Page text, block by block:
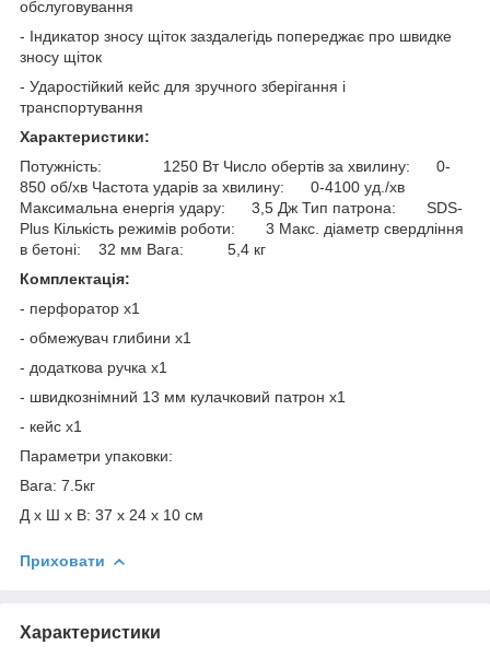
обслуговування
- Індикатор зносу щіток заздалегідь попереджає про швидке
зносу щіток
- Ударостійкий кейс для зручного зберігання і
транспортування
Характеристики:
Потужність: 1250 Вт Число обертів за хвилину: 0-
850 об/хв Частота ударів за хвилину: 0-4100 уд./хв
Максимальна енергія удару: 3,5 Дж Тип патрона: SDS-
Plus Кількість режимів роботи: 3 Макс. діаметр свердління
в бетоні: 32 мм Вага: 5,4 кг
Комплектація:
- перфоратор x1
- обмежувач глибини x1
- додаткова ручка x1
- швидкознімний 13 мм кулачковий патрон x1
- кейс x1
Параметри упаковки:
Вага: 7.5кг
Д х Ш х В: 37 x 24 x 10 см
Приховати
Характеристики